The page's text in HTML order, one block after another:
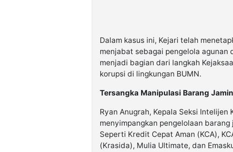
Dalam kasus ini, Kejari telah
menjabat sebagai pengelola
menjadi bagian dari langkah
korupsi di lingkungan BUMN.
Tersangka Manipulasi Barang
Ryan Anugrah, Kepala Seksi Intelijen
menyimpangkan pengelolaan
Seperti Kredit Cepat Aman (KCA),
(Krasida), Mulia Ultimate, dan